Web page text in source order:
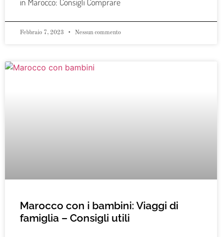
Febbraio 7, 2023 Nessun commento
Marocco con i bambini: Viaggi di
famiglia – Consigli utili